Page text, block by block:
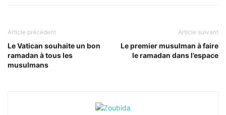
Article précédent
Le Vatican souhaite un bon
ramadan à tous les
musulmans
Article suivant
Le premier musulman à faire
le ramadan dans l’espace